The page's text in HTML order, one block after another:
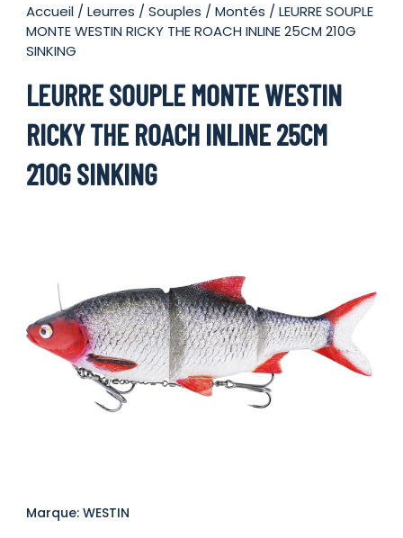
Accueil /Leurres /Souples /Montés / LEURRE SOUPLE
MONTE WESTIN RICKY THE ROACH INLINE 25CM 210G
SINKING
LEURRE SOUPLE MONTE WESTIN
RICKY THE ROACH INLINE 25CM
210G SINKING
Marque: WESTIN